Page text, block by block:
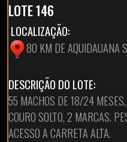
LOTE 146
LOCALIZAÇÃO:
80 KM DE AQUIDAUANA
DESCRIÇÃO DO LOTE:
55 MACHOS DE 18/24
COURO SOLTO, 2 MARCAS.
ACESSO A CARRETA ALTA.